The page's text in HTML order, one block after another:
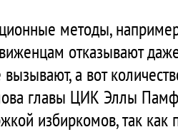
методы,
отказывают
а вот
главы ЦИК Эллы
избиркомов, так